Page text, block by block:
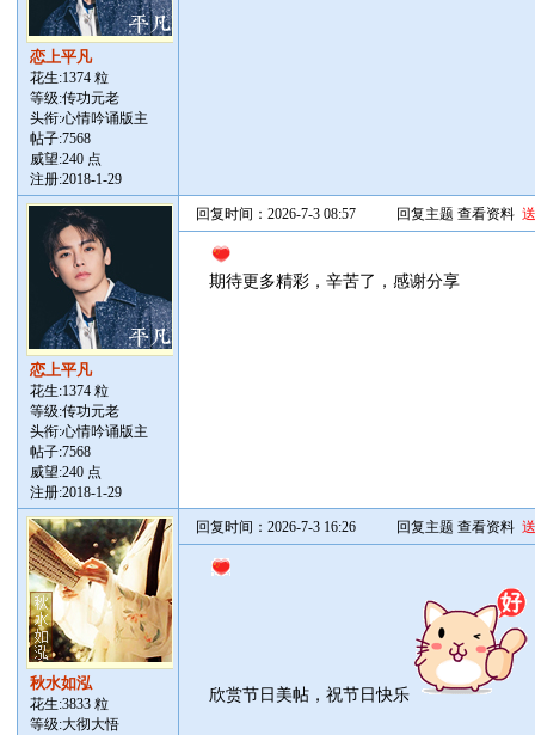
恋上平凡
花生:1374 粒
等级:传功元老
头衔:心情吟诵版主
帖子:7568
威望:240 点
注册:2018-1-29
恋上平凡
花生:1374 粒
等级:传功元老
头衔:心情吟诵版主
帖子:7568
威望:240 点
注册:2018-1-29
回复时间：2026-7-3 08:57 回复主题 查看资料
期待更多精彩，辛苦了，感谢分享
秋水如泓
花生:3833 粒
等级:大彻大悟
回复时间：2026-7-3 16:26 回复主题 查看资料
欣赏节日美帖，祝节日快乐